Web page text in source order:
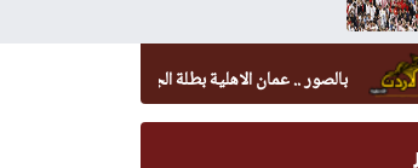
.. عمان الاهلية بطلة الجامعات الأردنية في الكراتيه